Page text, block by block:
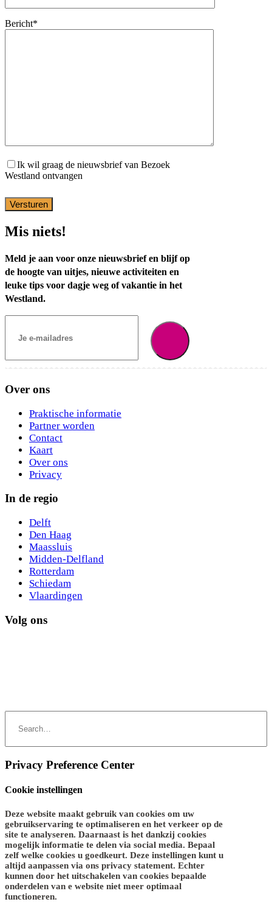
Bericht*
Ik wil graag de nieuwsbrief van Bezoek
Westland ontvangen
Mis niets!
Meld je aan voor onze nieuwsbrief en blijf op
de hoogte van uitjes, nieuwe activiteiten en
leuke tips voor dagje weg of vakantie in het
Westland.
Over ons
Praktische informatie
Partner worden
Contact
Kaart
Over ons
Privacy
In de regio
Delft
Den Haag
Maassluis
Midden-Delfland
Rotterdam
Schiedam
Vlaardingen
Volg ons
Privacy Preference Center
Cookie instellingen
Deze website maakt gebruik van cookies om uw
gebruikservaring te optimaliseren en het verkeer op de
site te analyseren. Daarnaast is het dankzij cookies
mogelijk informatie te delen via social media. Bepaal
zelf welke cookies u goedkeurt. Deze instellingen kunt u
altijd aanpassen via ons privacy statement. Echter
kunnen door het uitschakelen van cookies bepaalde
onderdelen van e website niet meer optimaal
functioneren.